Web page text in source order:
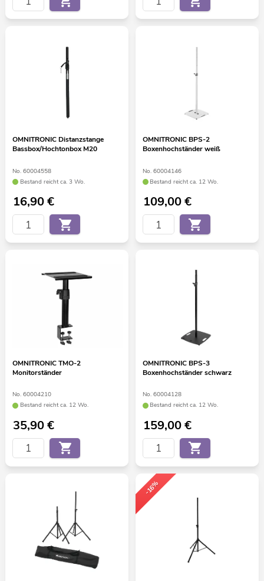
OMNITRONIC Distanzstange
Bassbox/Hochtonbox M20
No. 60004558
Bestand reicht ca. 3 Wo.
16,90€
OMNITRONIC BPS-2
Boxenhochständer weiß
No. 60004146
Bestand reicht ca. 12 Wo.
109,00€
OMNITRONIC TMO-2
Monitorständer
No. 60004210
Bestand reicht ca. 12 Wo.
35,90€
OMNITRONIC BPS-3
Boxenhochständer schwarz
No. 60004128
Bestand reicht ca. 12 Wo.
159,00€
-16%